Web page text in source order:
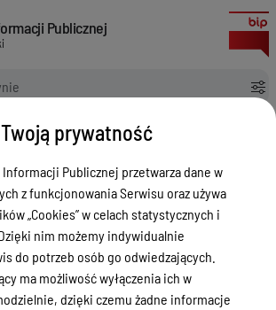
ofert na realizację zadania publicznego z
Powiat Olsztyński
Publicznej
pod nazwą „Prowadzenie Środowiskowego Domu Samopomocy w Biskupcu w okresie 1 lipca 2026 r. – 31 grudnia 2030 r.”
urzędzie
prywatność
Publicznej przetwarza dane w
z funkcjonowania Serwisu oraz używa
„Cookies” w celach statystycznych i
nim możemy indywidualnie
do potrzeb osób go odwiedzających.
ma możliwość wyłączenia ich w
dzięki czemu żadne informacje